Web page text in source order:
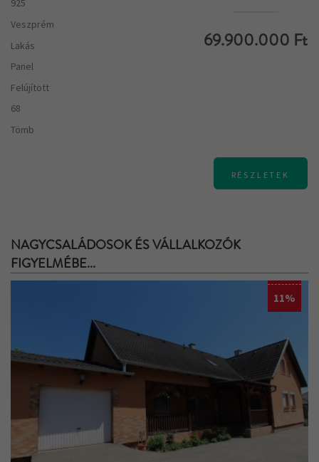
925
Veszprém
Lakás
Panel
Felújított
68
Tömb
69.900.000 Ft
RÉSZLETEK
NAGYCSALÁDOSOK ÉS VÁLLALKOZÓK
FIGYELMÉBE...
11%